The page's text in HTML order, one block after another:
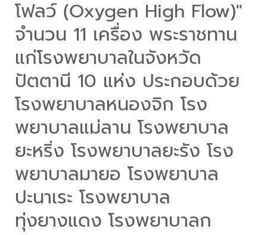
โฟลว์ (Oxygen High Flow)"
จำนวน 11 เครื่อง พระราชทาน
แก่โรงพยาบาลในจังหวัด
ปัตตานี 10 แห่ง ประกอบด้วย
โรงพยาบาลหนองจิก โรง
พยาบาลแม่ลาน โรงพยาบาล
ยะหริ่ง โรงพยาบาลยะรัง โรง
พยาบาลมายอ โรงพยาบาล
ปะนาเระ โรงพยาบาล
ทุ่งยางแดง โรงพยาบาลก